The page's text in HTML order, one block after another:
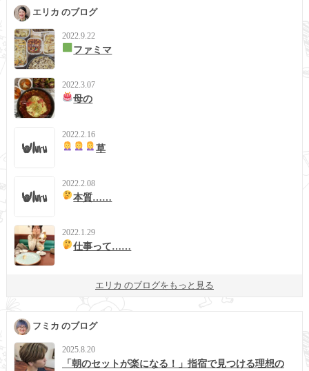
エリカ のブログ
2022.9.22
ファミマ
2022.3.07
母の
2022.2.16
草
2022.2.08
本質……
2022.1.29
仕事って……
エリカ のブログをもっと見る
フミカ のブログ
2025.8.20
「朝のセットが楽になる！」指宿で見つける理想の